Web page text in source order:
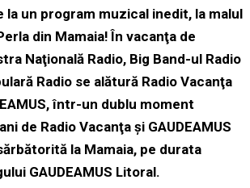
la un program muzical inedit, la malul
din Mamaia! În vacanţa de
Naţională Radio, Big Band-ul Radio
Radio se alătură Radio Vacanţa
într-un dublu moment
de Radio Vacanţa şi GAUDEAMUS
la Mamaia, pe durata
GAUDEAMUS Litoral.